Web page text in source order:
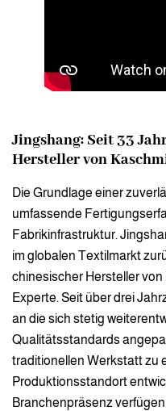
Jingshang: Seit 33
Hersteller von
Die Grundlage einer
umfassende
Fabrikinfrastruktur.
im globalen Textilmarkt
chinesischer Hersteller
Experte. Seit über drei
an die sich stetig
Qualitätsstandards
traditionellen Werkstatt zu
Produktionsstandort
Branchenpräsenz